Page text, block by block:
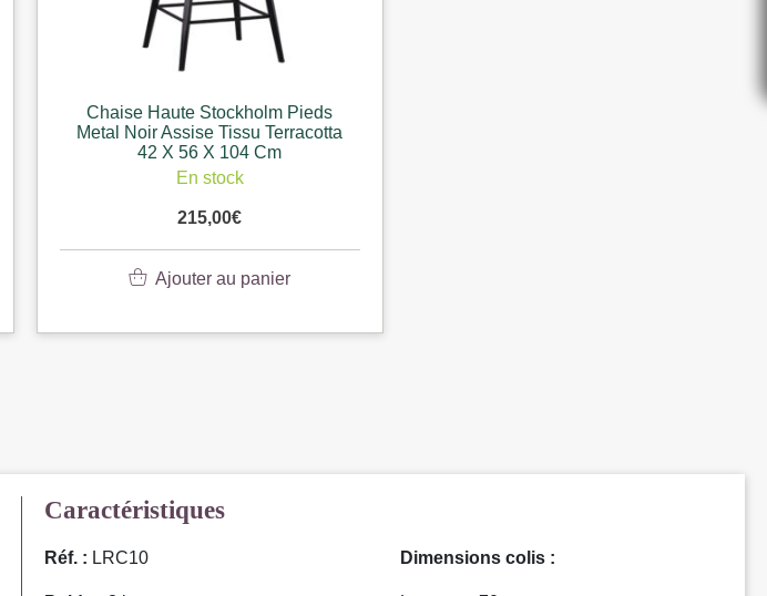
Chaise Haute Stockholm Pieds
Metal Noir Assise Tissu Terracotta
42 X 56 X 104 Cm
En stock
215,00€
Ajouter au panier
Caractéristiques
Réf. : LRC10 Dimensions colis :